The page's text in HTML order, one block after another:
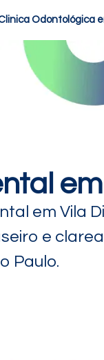
Odontológica
em Vila
e
Paulo.